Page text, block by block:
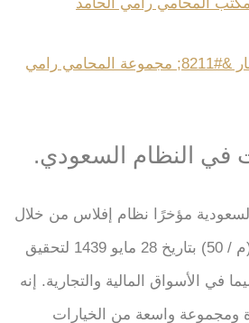
محامي مختص في العقار &#8211; مجموعة المحامي رامي
في النظام السعودي.
مؤخرًا نظام إفلاس من خلال
المرسوم الملكي رقم (م / 50) بتاريخ 28 مايو 1439 لتحقيق
في الأسواق المالية والتجارية. إنه
ومجموعة واسعة من الخيارات